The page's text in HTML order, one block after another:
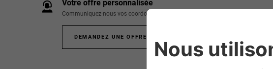
Votre offre personnalisée
Communiquez-nous vos coordonnées pour recevoir une offre.
DEMANDEZ UNE OFFRE